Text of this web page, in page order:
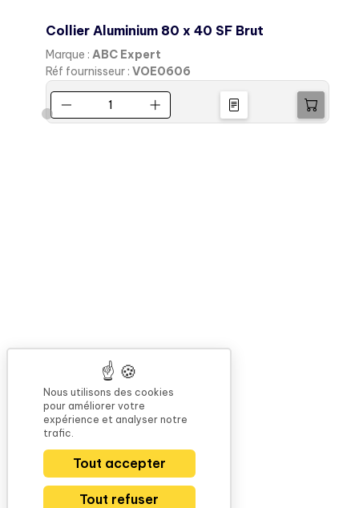
Collier Aluminium 80 x 40 SF Brut
Marque : ABC Expert
Réf fournisseur : VOE0606
Nous utilisons des cookies
pour améliorer votre
expérience et analyser notre
trafic.
Tout accepter
Tout refuser